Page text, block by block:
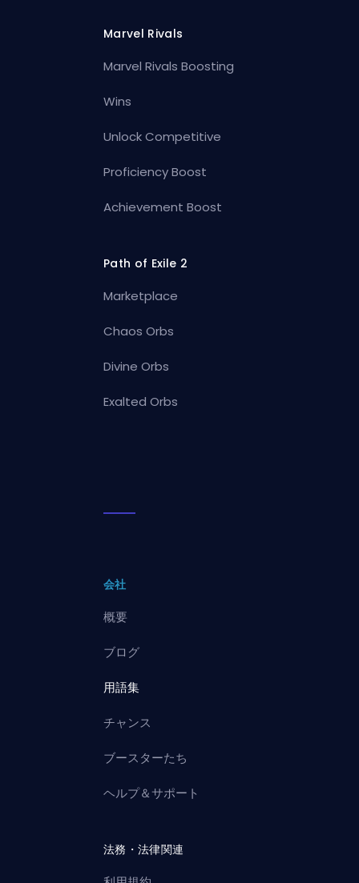
Marvel Rivals
Marvel Rivals Boosting
Wins
Unlock Competitive
Proficiency Boost
Achievement Boost
Path of Exile 2
Marketplace
Chaos Orbs
Divine Orbs
Exalted Orbs
会社
概要
ブログ
用語集
チャンス
ブースターたち
ヘルプ＆サポート
法務・法律関連